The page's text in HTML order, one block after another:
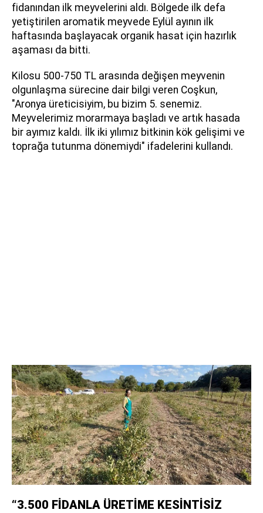
fidanından ilk meyvelerini aldı. Bölgede ilk defa
yetiştirilen aromatik meyvede Eylül ayının ilk
haftasında başlayacak organik hasat için hazırlık
aşaması da bitti.
Kilosu 500-750 TL arasında değişen meyvenin
olgunlaşma sürecine dair bilgi veren Coşkun,
"Aronya üreticisiyim, bu bizim 5. senemiz.
Meyvelerimiz morarmaya başladı ve artık hasada
bir ayımız kaldı. İlk iki yılımız bitkinin kök gelişimi ve
toprağa tutunma dönemiydi" ifadelerini kullandı.
“3.500 FİDANLA ÜRETİME KESİNTİSİZ